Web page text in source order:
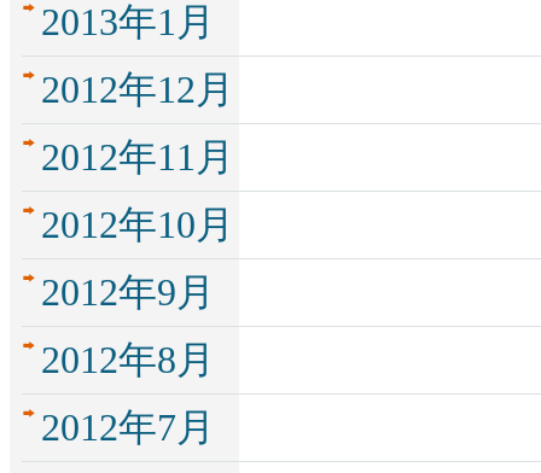
2013年1月
2012年12月
2012年11月
2012年10月
2012年9月
2012年8月
2012年7月